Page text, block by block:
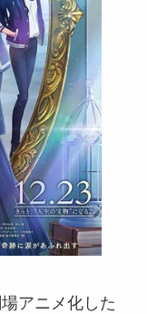
アニメ化した